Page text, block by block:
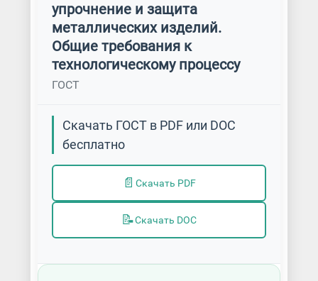
упрочнение и защита
металлических изделий.
Общие требования к
технологическому процессу
ГОСТ
Скачать ГОСТ в PDF или DOC
бесплатно
📄 Скачать PDF
📝Скачать DOC